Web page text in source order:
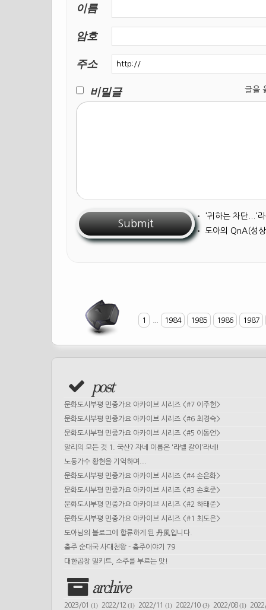
이름
암호
주소
비밀글
글을
• '귀하는 차단...'
• 도아의 QnA(성
1 1984 1985 1986 1987
post
문화도시부평 민중가요 아카이브 시리즈 <#7 이주헌>
문화도시부평 민중가요 아카이브 시리즈 <#6 최경숙>
문화도시부평 민중가요 아카이브 시리즈 <#5 이동언>
알리의 모든 것 1. 국산? 자네 이름은 '라벨 갈이'라네!
노동가수 황현을 기억하며...
문화도시부평 민중가요 아카이브 시리즈 <#4 손은화>
문화도시부평 민중가요 아카이브 시리즈 <#3 손호준>
문화도시부평 민중가요 아카이브 시리즈 <#2 하태준>
문화도시부평 민중가요 아카이브 시리즈 <#1 최도은>
도아님의 블로그에 합류하게 된 丹風입니다.
충주 순대국 사대천왕 - 충주이야기 79
대한곱창 밀키트, 소주를 부르는 맛!
archive
2023/01 (1) 2022/12(1) 2022/11(1) 2022/10 (3) 2022/08(1)